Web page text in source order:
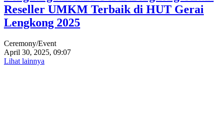
Reseller UMKM Terbaik di HUT Gerai
Lengkong 2025
Ceremony/Event
April 30, 2025, 09:07
Lihat lainnya